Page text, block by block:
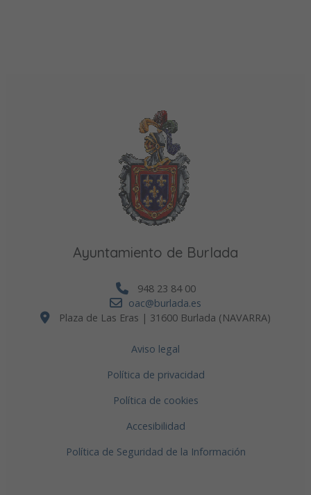
Ayuntamiento de Burlada
948 23 84 00
oac@burlada.es
Plaza de Las Eras | 31600 Burlada (NAVARRA)
Aviso legal
Política de privacidad
Política de cookies
Accesibilidad
Política de Seguridad de la Información